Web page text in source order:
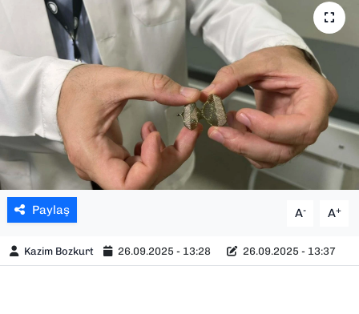
Paylaş A- A+
Kazim Bozkurt 26.09.2025 - 13:28 26.09.2025 - 13:37